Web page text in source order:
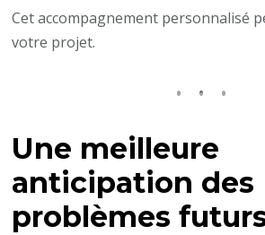
Cet accompagnement personnalisé
votre projet.
Une meilleure
anticipation des
problèmes